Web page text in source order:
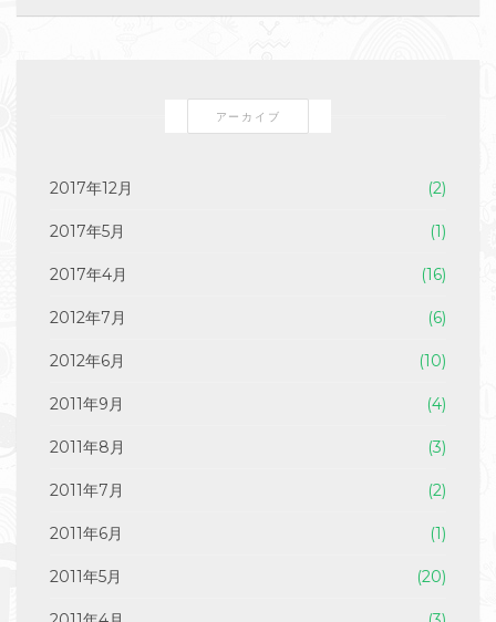
アーカイブ
2017年12月 (2)
2017年5月 (1)
2017年4月 (16)
2012年7月 (6)
2012年6月 (10)
2011年9月 (4)
2011年8月 (3)
2011年7月 (2)
2011年6月 (1)
2011年5月 (20)